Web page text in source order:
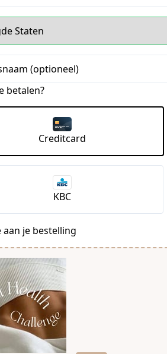
(optioneel)
betalen?
Creditcard
KBC
aan je bestelling